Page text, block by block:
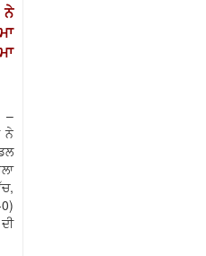
ਨੇ
–
ਨੇ